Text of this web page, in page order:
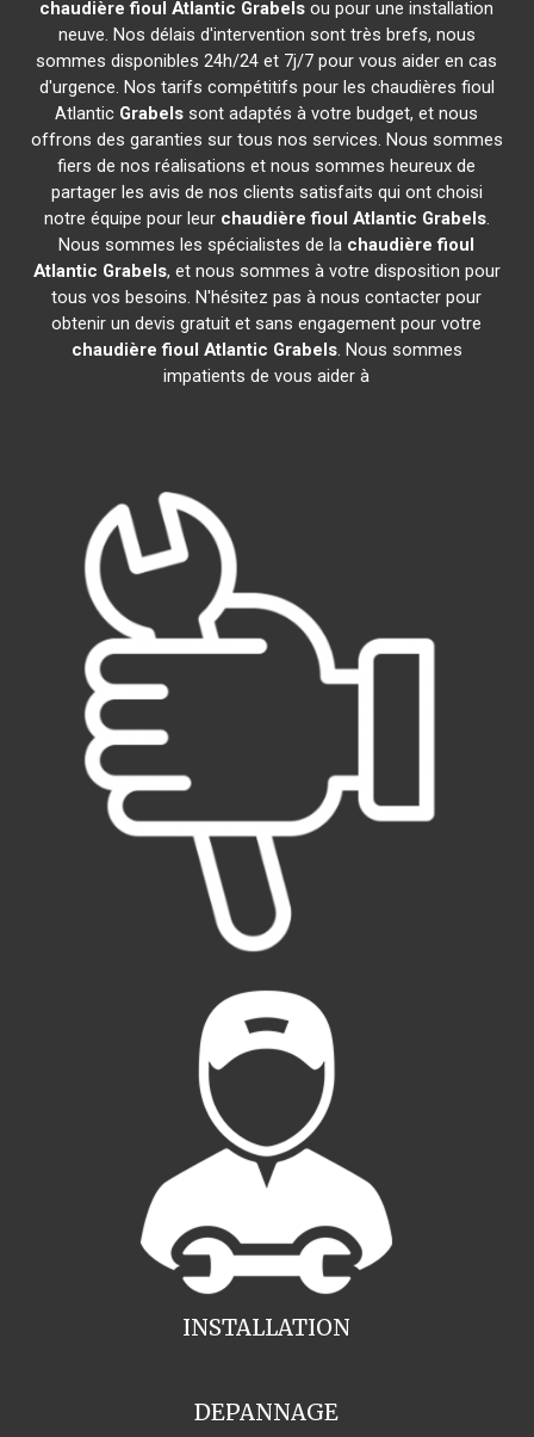
chaudière fioul Atlantic Grabels ou pour une installation
neuve. Nos délais d'intervention sont très brefs, nous
sommes disponibles 24h/24 et 7j/7 pour vous aider en cas
d'urgence. Nos tarifs compétitifs pour les chaudières fioul
Atlantic Grabels sont adaptés à votre budget, et nous
offrons des garanties sur tous nos services. Nous sommes
fiers de nos réalisations et nous sommes heureux de
partager les avis de nos clients satisfaits qui ont choisi
notre équipe pour leur chaudière fioul Atlantic Grabels.
Nous sommes les spécialistes de la chaudière fioul
Atlantic Grabels, et nous sommes à votre disposition pour
tous vos besoins. N'hésitez pas à nous contacter pour
obtenir un devis gratuit et sans engagement pour votre
chaudière fioul Atlantic Grabels. Nous sommes
impatients de vous aider à
INSTALLATION
DEPANNAGE